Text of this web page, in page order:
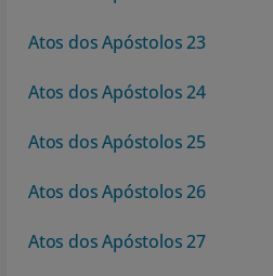
Atos dos Apóstolos 23
Atos dos Apóstolos 24
Atos dos Apóstolos 25
Atos dos Apóstolos 26
Atos dos Apóstolos 27